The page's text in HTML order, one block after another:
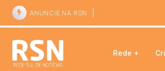
ANUNCIE NA RSN
Rede +